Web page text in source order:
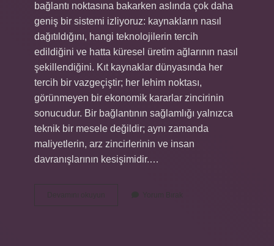
bağlantı noktasına bakarken aslında çok daha
geniş bir sistemi izliyoruz: kaynakların nasıl
dağıtıldığını, hangi teknolojilerin tercih
edildiğini ve hatta küresel üretim ağlarının nasıl
şekillendiğini. Kıt kaynaklar dünyasında her
tercih bir vazgeçiştir; her lehim noktası,
görünmeyen bir ekonomik kararlar zincirinin
sonucudur. Bir bağlantının sağlamlığı yalnızca
teknik bir mesele değildir; aynı zamanda
maliyetlerin, arz zincirlerinin ve insan
davranışlarının kesişimidir.…